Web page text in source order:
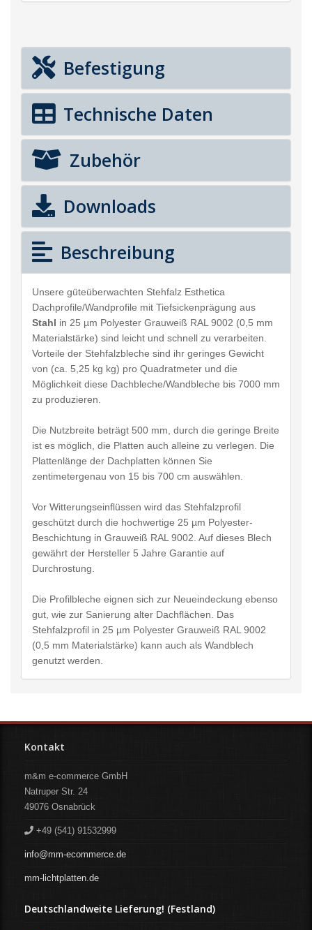
Befestigung
Technische Daten
Zubehör
Downloads
Beschreibung
Unsere güteüberwachten Stehfalz Esthetica
Dachprofile/Wandprofile mit Tiefsickenprägung aus
Stahl in 25 µm Polyester Grauweiß RAL 9002 (0,5 mm
Materialstärke) sind leicht und schnell zu verarbeiten.
Vorteile der Stehfalzbleche sind ihr geringes Gewicht
von (ca. 5,25 kg kg) pro Quadratmeter und die
Möglichkeit diese Dachbleche/Wandbleche bis 7000 mm
zu produzieren.
Die Nutzbreite beträgt 500 mm, durch die geringe Breite
ist es möglich, die Platten auch alleine zu verlegen. Die
Plattenlänge der Dachplatten können Sie
zentimetergenau von 15 bis 700 cm auswählen.
Vor Witterungseinflüssen wird das Stehfalzprofil
geschützt durch die hochwertige 25 µm Polyester-
Beschichtung in Grauweiß RAL 9002. Auf dieses Blech
gewährt der Hersteller 5 Jahre Garantie auf
Durchrostung.
Die Profilbleche eignen sich zur Neueindeckung ebenso
gut, wie zur Sanierung alter Dachflächen. Das
Stehfalzprofil in 25 µm Polyester Grauweiß RAL 9002
(0,5 mm Materialstärke) kann auch als Wandblech
genutzt werden.
Kontakt
m&m e-commerce GmbH
Natruper Str. 24
49076 Osnabrück
+49 (541) 91532999
info@mm-ecommerce.de
mm-lichtplatten.de
Deutschlandweite Lieferung! (Festland)